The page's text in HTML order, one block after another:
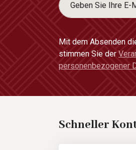
Mit dem Absenden
stimmen Sie der
personenbezogener
Schneller